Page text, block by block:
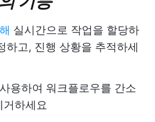
실시간으로 작업을 할당하
하고, 진행 상황을 추적하세
사용하여 워크플로우를 간소
하세요